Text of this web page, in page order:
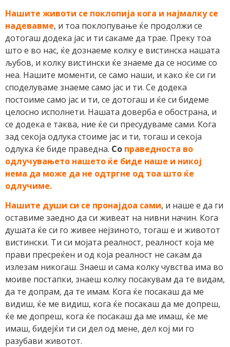
Нашите животи се поклопија кога и најмалку се
надевавме, и тоа поклопување ќе продолжи се
дотогаш додека јас и ти сакаме да трае. Преку тоа
што е во нас, ќе дознаеме колку е вистинска нашата
љубов, и колку вистински ќе знаеме да се носиме со
неа. Нашите моменти, се само наши, и како ќе си ги
споделуваме знаеме само јас и ти. Се додека
постоиме само јас и ти, се дотогаш и ќе си бидеме
целосно исполнети. Нашата доверба е обострана, и
се додека е таква, ние ќе си пресудуваме сами. Кога
зад секоја одлука стоиме јас и ти, тогаш и секоја
одлука ќе биде праведна. Со праведноста во
одлучувањето нашето ќе биде наше и никој
нема да може да не одтргне од тоа што ќе
одлучиме.
Нашите души си се пронајдоа сами, и наше е да ги
оставиме заедно да си живеат на нивни начин. Кога
душата ќе си го живее нејзиното, тогаш е и животот
вистински. Ти си мојата реалност, реалност која ме
прави пресреќен и од која реалност не сакам да
излезам никогаш. Знаеш и сама колку чувства има во
моиве постапки, знаеш колку посакувам да те видам,
да те допрам, да те имам. Кога ќе посакаш да ме
видиш, ќе ме видиш, кога ќе посакаш да ме допреш,
ќе ме допреш, кога ќе посакаш да ме имаш, ќе ме
имаш, бидејќи ти си дел од мене, дел кој ми го
разубави животот.